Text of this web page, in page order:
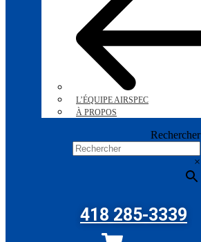
L’ÉQUIPE AIRSPEC
À PROPOS
Rechercher
×
418 285-3339